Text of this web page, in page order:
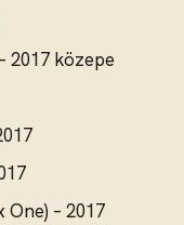
2017 közepe
One) – 2017